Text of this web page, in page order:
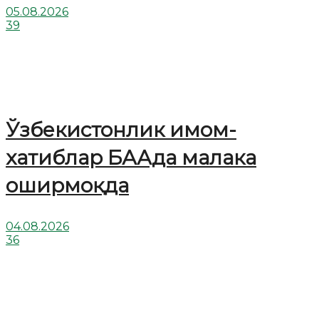
05.08.2026
39
Ўзбекистонлик имом-
хатиблар БААда малака
оширмоқда
04.08.2026
36